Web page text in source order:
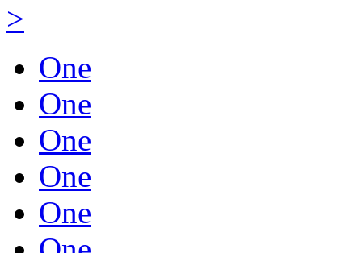
>
One
One
One
One
One